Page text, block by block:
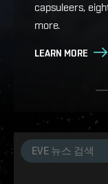
LEARN MORE
capsuleers,
more.
LEARN MORE